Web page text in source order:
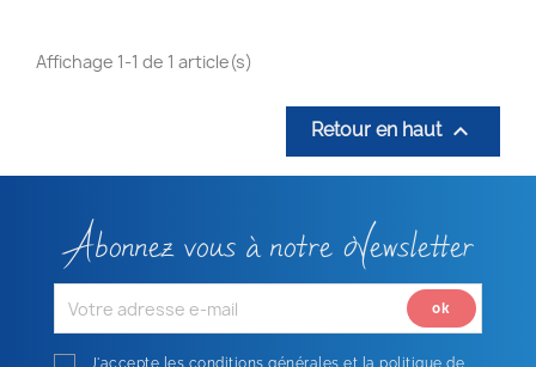
Affichage 1-1 de 1 article(s)
Retour en haut 
Abonnez vous à notre Newsletter
J'accepte les conditions générales et la politique de